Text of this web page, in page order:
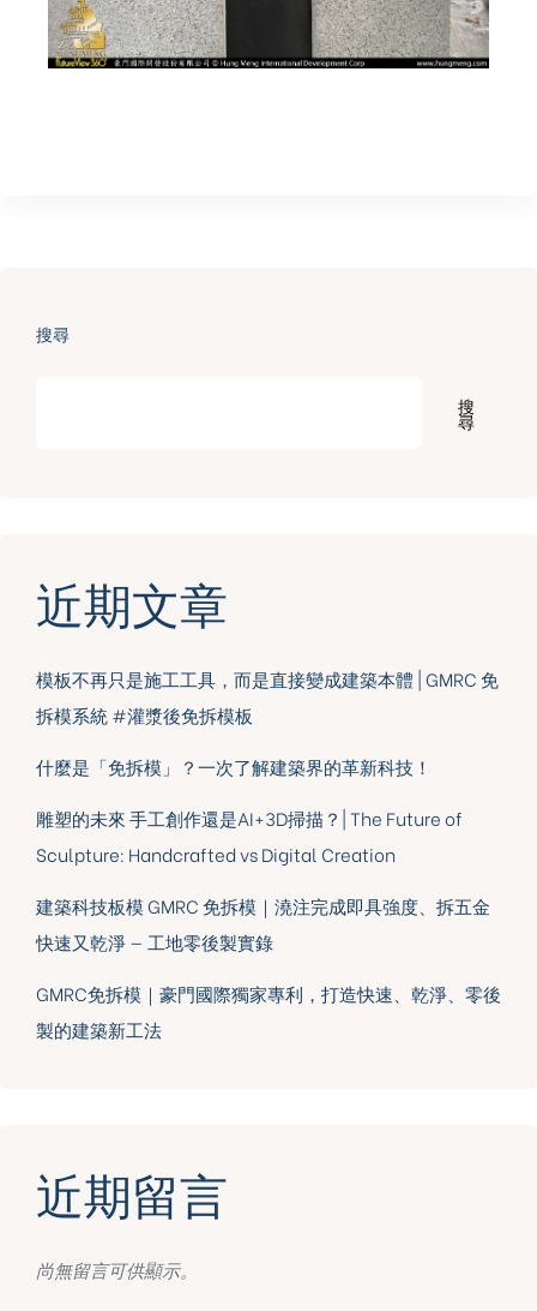
搜尋
搜
尋
近期文章
模板不再只是施工工具，而是直接變成建築本體 | GMRC 免
拆模系統 #灌漿後免拆模板
什麼是「免拆模」？一次了解建築界的革新科技！
雕塑的未來 手工創作還是AI+3D掃描？| The Future of
Sculpture: Handcrafted vs Digital Creation
建築科技板模 GMRC 免拆模｜澆注完成即具強度、拆五金
快速又乾淨 — 工地零後製實錄
GMRC免拆模｜豪門國際獨家專利，打造快速、乾淨、零後
製的建築新工法
近期留言
尚無留言可供顯示。